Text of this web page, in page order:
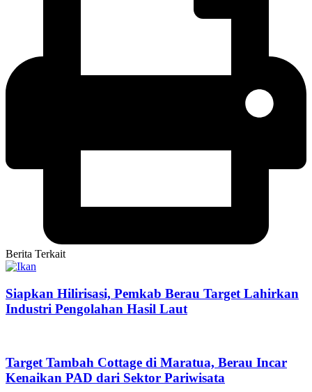
Berita Terkait
Siapkan Hilirisasi, Pemkab Berau Target Lahirkan
Industri Pengolahan Hasil Laut
Target Tambah Cottage di Maratua, Berau Incar
Kenaikan PAD dari Sektor Pariwisata